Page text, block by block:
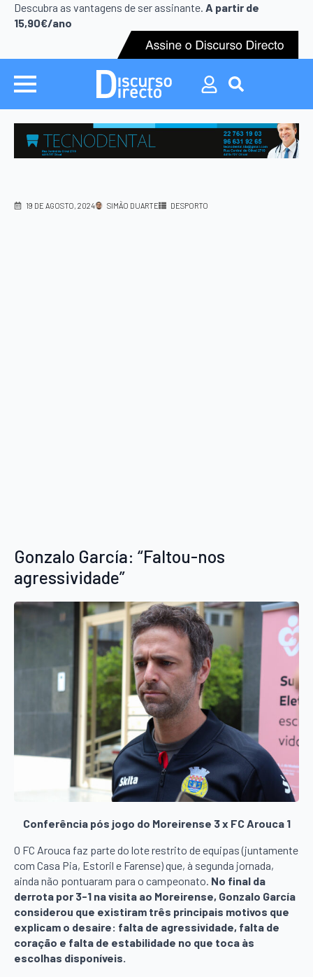
Descubra as vantagens de ser assinante. A partir de
15,90€/ano
Search
for:
Search
19 DE AGOSTO, 2024 SIMÃO DUARTE DESPORTO
Gonzalo García: “Faltou-nos
agressividade”
Conferência pós jogo do Moreirense 3 x FC Arouca 1
O FC Arouca faz parte do lote restrito de equipas (juntamente
com Casa Pia, Estoril e Farense) que, à segunda jornada,
ainda não pontuaram para o campeonato. No final da
derrota por 3-1 na visita ao Moreirense, Gonzalo García
considerou que existiram três principais motivos que
explicam o desaire: falta de agressividade, falta de
coração e falta de estabilidade no que toca às
escolhas disponíveis.